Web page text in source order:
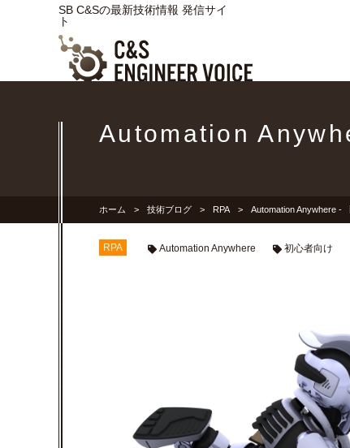
SB C&Sの最新技術情報 発信サイ
ト
Automation
ホーム 技術ブログ RPA Automation Anywhere -
RPA Automation Anywhere 初心者向け